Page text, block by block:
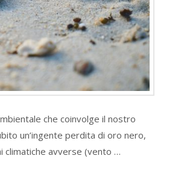
che coinvolge il nostro
un’ingente perdita di oro nero,
climatiche avverse (vento …